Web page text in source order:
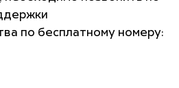
по бесплатному номеру: